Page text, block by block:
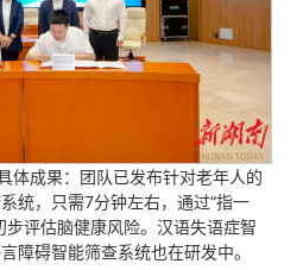
体成果：团队已发布针对老年人的
统，只需7分钟左右，通过“指一
评估脑健康风险。汉语失语症智
障碍智能筛查系统也在研发中。